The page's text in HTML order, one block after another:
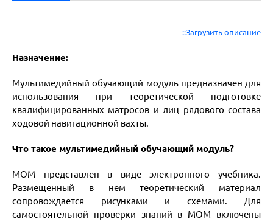
::Загрузить описание
Назначение:
Мультимедийный обучающий модуль предназначен для
использования при теоретической подготовке
квалифицированных матросов и лиц рядового состава
ходовой навигационной вахты.
Что такое мультимедийный обучающий модуль?
МОМ представлен в виде электронного учебника.
Размещенный в нем теоретический материал
сопровождается рисунками и схемами. Для
самостоятельной проверки знаний в МОМ включены